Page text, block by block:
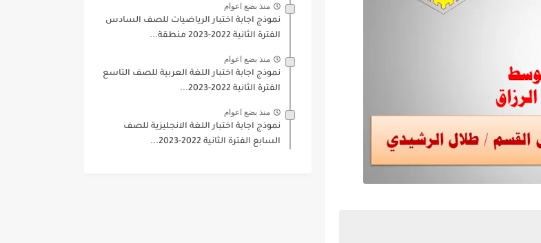
منذ بضع اعوام
نموذج اجابة اختبار الرياضيات للصف السادس
الفترة الثانية 2022-2023 منطقة...
منذ بضع اعوام
نموذج اجابة اختبار اللغة العربية للصف التاسع
الفترة الثانية 2022-2023...
منذ بضع اعوام
نموذج اجابة اختبار اللغة الانجليزية للصف
السابع الفترة الثانية 2022-2023...